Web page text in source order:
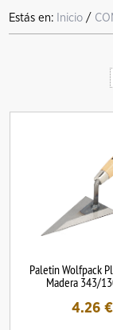
Estás en: Inicio /
Paletin Wolfpack
Madera 343/
4.26 €